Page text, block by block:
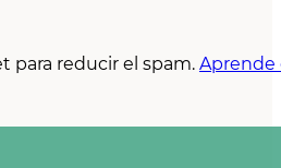
para reducir el spam. Aprende